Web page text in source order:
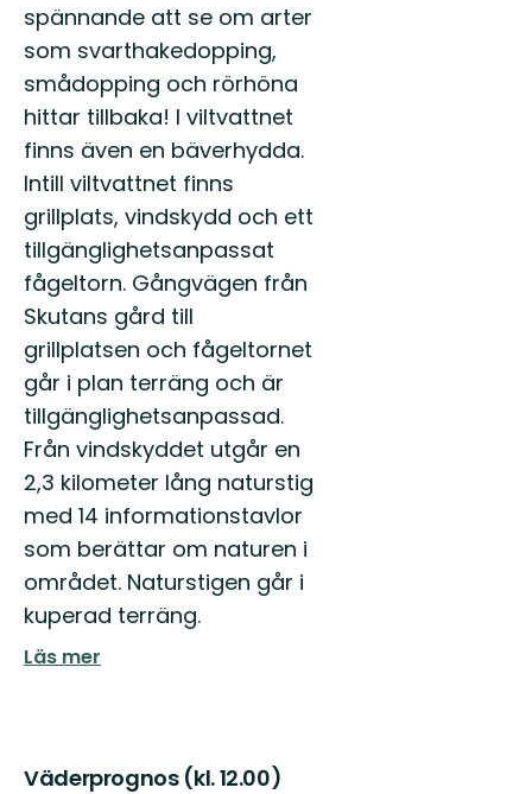
spännande att se om arter
som svarthakedopping,
smådopping och rörhöna
hittar tillbaka! I viltvattnet
finns även en bäverhydda.
Intill viltvattnet finns
grillplats, vindskydd och ett
tillgänglighetsanpassat
fågeltorn. Gångvägen från
Skutans gård till
grillplatsen och fågeltornet
går i plan terräng och är
tillgänglighetsanpassad.
Från vindskyddet utgår en
2,3 kilometer lång naturstig
med 14 informationstavlor
som berättar om naturen i
området. Naturstigen går i
kuperad terräng.
Läs mer
Väderprognos (kl. 12.00)